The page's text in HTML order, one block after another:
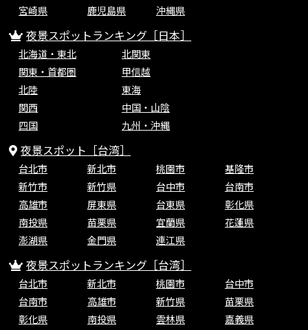
宮崎県
鹿児島県 沖縄県
夜景スポットランキング［日本］
北海道・東北
北関東
関東・首都圏
甲信越
北陸
東海
関西
中国・山陰
四国
九州・沖縄
夜景スポット［台湾］
台北市 新北市 桃園市
基隆市
新竹市
新竹県 台中市
台南市
高雄市
屏東県 台東県
彰化県
南投県
苗栗県 宜蘭県
花蓮県
澎湖県
金門県 連江県
夜景スポットランキング［台湾］
台北市 新北市 桃園市
台中市
台南市
高雄市 新竹県
苗栗県
彰化県
南投県 雲林県
嘉義県